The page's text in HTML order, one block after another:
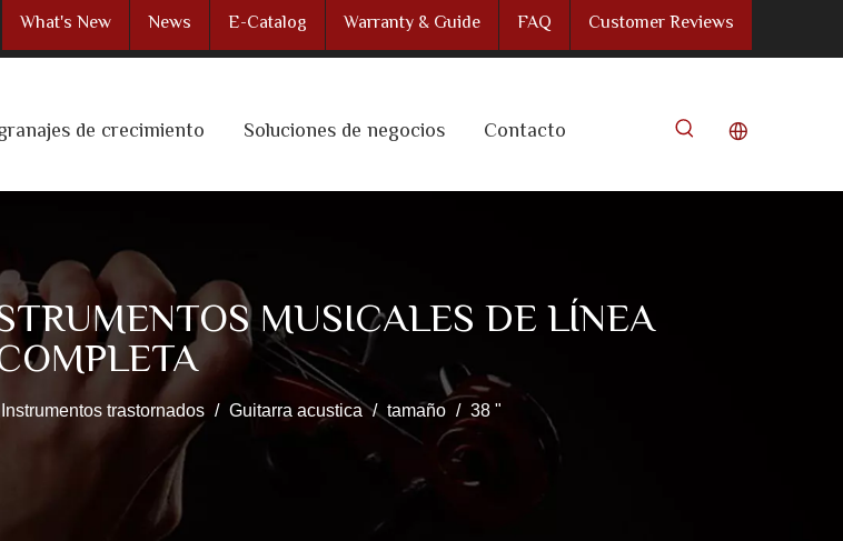
What's New News E-Catalog Warranty & Guide FAQ Customer Reviews
de crecimiento Soluciones de negocios Contacto
MUSICALES DE LÍNEA
Instrumentos trastornados / Guitarra acustica / tamaño / 38 "